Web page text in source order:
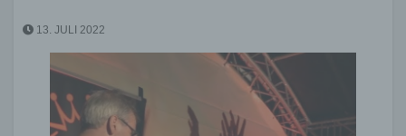
13. JULI 2022